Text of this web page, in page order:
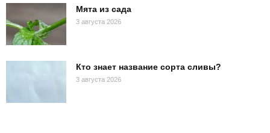
Мята из сада
3 августа 2026
Кто знает название сорта сливы?
3 августа 2026